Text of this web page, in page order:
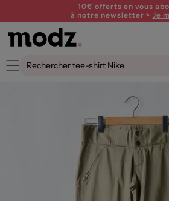
10€ offerts en vous
à notre newsletter > Je